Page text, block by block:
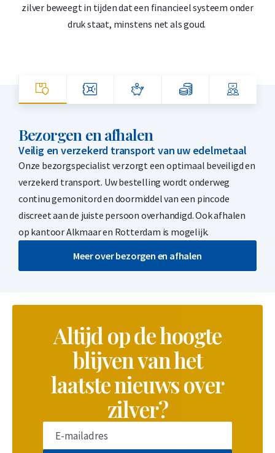
zilver beweegt in tijden dat een financieel systeem onder
druk staat, minstens net als goud.
Bezorgen en afhalen
Veilig en verzekerd transport van uw edelmetaal
Onze bezorgspecialist verzorgt een optimaal beveiligd en
verzekerd transport. Uw bestelling wordt onderweg
continu gemonitord en doormiddel van een pincode
discreet aan de juiste persoon overhandigd. Ook afhalen
op kantoor Alkmaar en Rotterdam is mogelijk.
Meer over bezorgen en afhalen
Altijd op de hoogte
blijven van het
laatste nieuws over
zilver?